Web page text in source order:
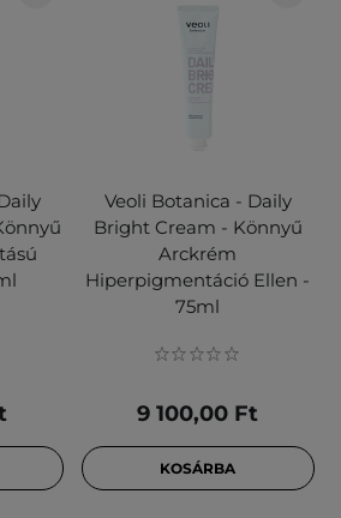
Veoli Botanica - Daily
Bright Cream - Könnyű
Arckrém
Hiperpigmentáció Ellen -
75ml
9 100,00 Ft
KOSÁRBA